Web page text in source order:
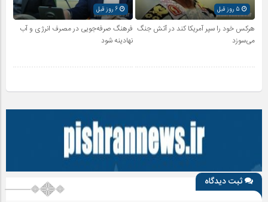
هرکس خود را سپر آمریکا کند در آتش جنگ
می‌سوزد
فرهنگ صرفه‌جویی در مصرف انرژی و آب
نهادینه شود
ثبت دیدگاه